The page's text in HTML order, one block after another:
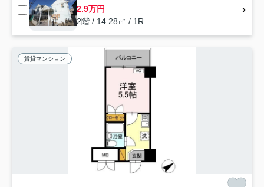
2.9万円
2階 / 14.28㎡ / 1R
賃貸マンション